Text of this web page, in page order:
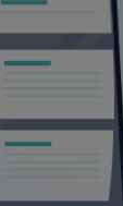
FIP
Cryptomonnaie